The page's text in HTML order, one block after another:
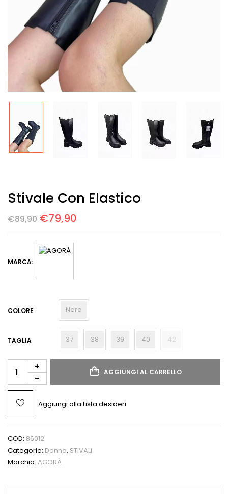
Stivale Con Elastico
€89,90 €79,90
MARCA:
COLORE Nero
TAGLIA 37 38 39 40 42
AGGIUNGI AL CARRELLO
Aggiungi alla Lista desideri
COD: 86012
Categorie: Donna, STIVALI
Marchio: AGORÀ